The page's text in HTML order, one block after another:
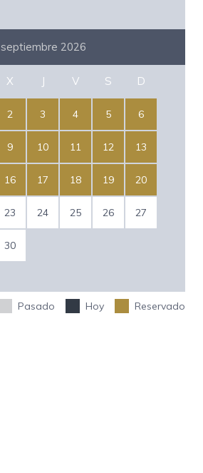
septiembre 2026
X J V S D
2 3 4 5 6
9 10 11 12 13
16 17 18 19 20
23 24 25 26 27
30
Pasado Hoy Reservado